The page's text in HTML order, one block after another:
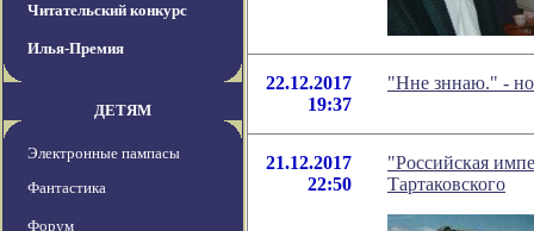
Читательский конкурс
Илья-Премия
ДЕТЯМ
Электронные пампасы
Фантастика
Форум
22.12.2017
19:37
"Нне зннаю." -
21.12.2017
22:50
"Российская
Тартаковского